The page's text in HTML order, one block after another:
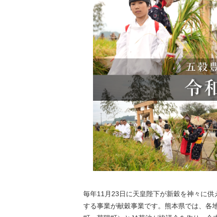
毎年11月23日に天皇陛下が新穀を神々に
する事業が献穀事業です。熊本県では、各